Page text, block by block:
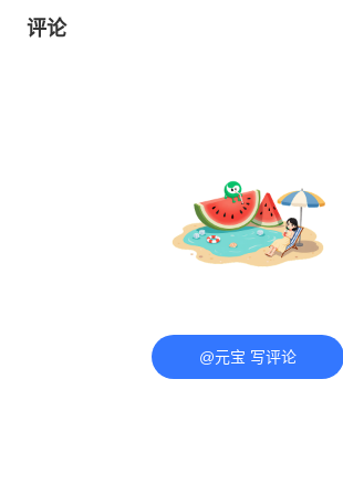
评论
@元宝 写评论